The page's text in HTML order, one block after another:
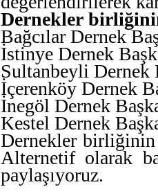
Dernekler
Bağcılar Dernek
İstinye Dernek
Sultanbeyli Dernek
İçerenköy Dernek
İnegöl Dernek
Kestel Dernek
Dernekler birliğinin
Alternetif olarak
paylaşıyoruz.